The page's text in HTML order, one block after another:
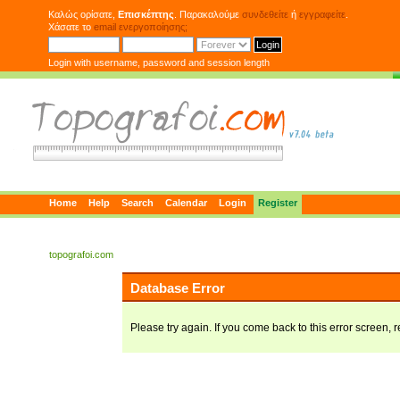
Καλώς ορίσατε, Επισκέπτης . Παρακαλούμε συνδεθείτε ή εγγραφείτε
Χάσατε το email ενεργοποίησης;
Login with username, password and session length
Home Help Search Calendar Login Register
topografoi.com
Database Error
Please try again. If you come back to this error screen,